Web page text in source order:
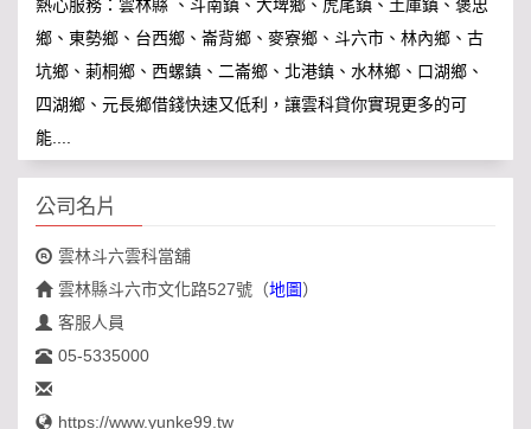
熱心服務：雲林縣 、斗南鎮、大埤鄉、虎尾鎮、土庫鎮、褒忠
鄉、東勢鄉、台西鄉、崙背鄉、麥寮鄉、斗六市、林內鄉、古
坑鄉、莿桐鄉、西螺鎮、二崙鄉、北港鎮、水林鄉、口湖鄉、
四湖鄉、元長鄉借錢快速又低利，讓雲科貸你實現更多的可
能....
公司名片
雲林斗六雲科當舖
雲林縣斗六市文化路527號 （地圖）
客服人員
05-5335000
https://www.yunke99.tw